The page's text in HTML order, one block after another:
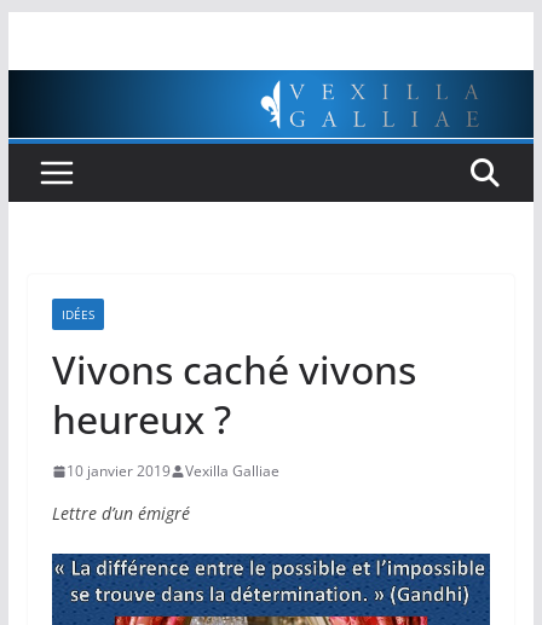
IDÉES
Vivons caché vivons
heureux ?
10 janvier 2019 Vexilla Galliae
Lettre d’un émigré